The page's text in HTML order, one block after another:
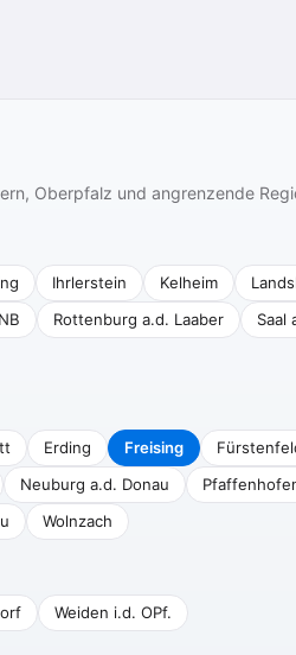
Oberpfalz und angrenzende
Ihrlerstein Kelheim
Rottenburg a.d. Laaber Saal
Erding Freising
Neuburg a.d. Donau
Wolnzach
Weiden i.d. OPf.